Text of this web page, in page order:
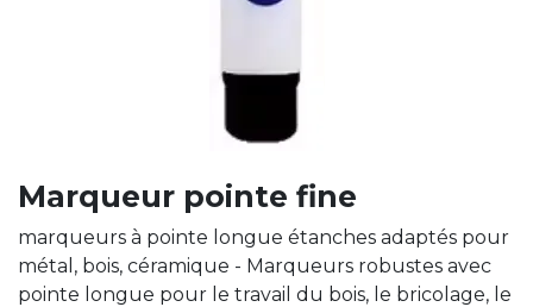
Marqueur pointe fine
marqueurs à pointe longue étanches adaptés pour
métal, bois, céramique - Marqueurs robustes avec
pointe longue pour le travail du bois, le bricolage, le